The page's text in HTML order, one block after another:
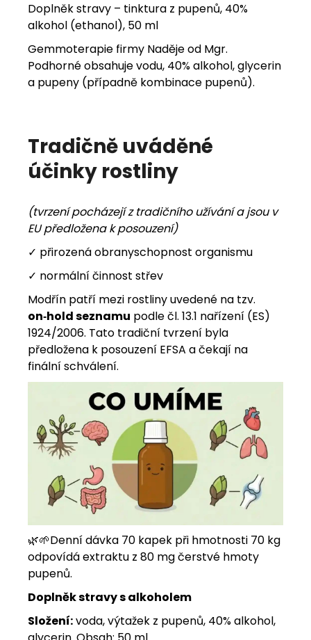
Doplněk stravy – tinktura z pupenů, 40%
alkohol (ethanol), 50 ml
Gemmoterapie firmy Naděje od Mgr.
Podhorné obsahuje vodu, 40% alkohol, glycerin
a pupeny (případně kombinace pupenů).
Tradičně uváděné
účinky rostliny
(tvrzení pocházejí z tradičního užívání a jsou v
EU předložena k posouzení)
✓ přirozená obranyschopnost organismu
✓ normální činnost střev
Modřín patří mezi rostliny uvedené na tzv.
on‑hold seznamu podle čl. 13.1 nařízení (ES)
1924/2006. Tato tradiční tvrzení byla
předložena k posouzení EFSA a čekají na
finální schválení.
🌿🌱Denní dávka 70 kapek při hmotnosti 70 kg
odpovídá extraktu z 80 mg čerstvé hmoty
pupenů.
Doplněk stravy s alkoholem
Složení:voda, výtažek z pupenů, 40% alkohol,